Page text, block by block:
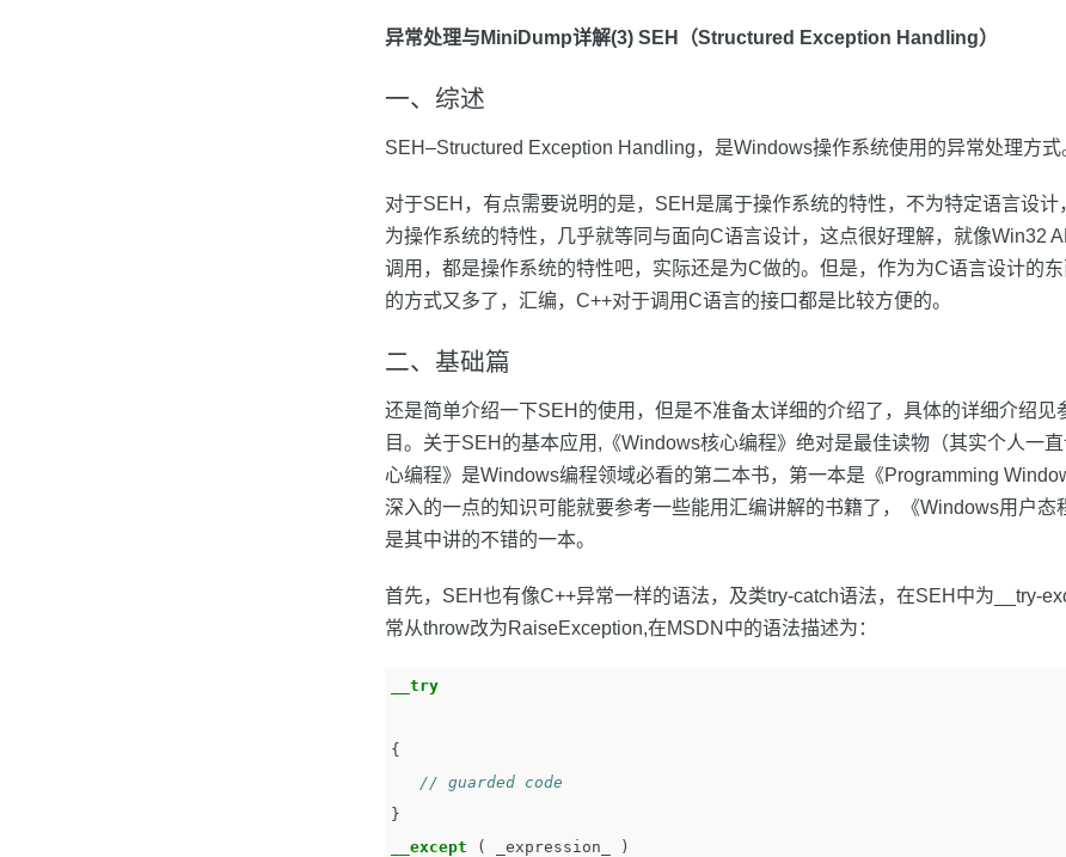
异常处理与MiniDump详解(3) SEH（Structured Exception Handling）
一、综述
SEH–Structured Exception Handling，是Windows操作系统使用的异常处理方式
对于SEH，有点需要说明的是，SEH是属于操作系统的特性，不为特定语言设计
为操作系统的特性，几乎就等同与面向C语言设计，这点很好理解，就像Win32
调用，都是操作系统的特性吧，实际还是为C做的。但是，作为为C语言设计的
的方式又多了，汇编，C++对于调用C语言的接口都是比较方便的。
二、基础篇
还是简单介绍一下SEH的使用，但是不准备太详细的介绍了，具体的详细介绍见
目。关于SEH的基本应用,《Windows核心编程》绝对是最佳读物（其实个人一
心编程》是Windows编程领域必看的第二本书，第一本是《Programming
深入的一点的知识可能就要参考一些能用汇编讲解的书籍了，《Windows用户态
是其中讲的不错的一本。
首先，SEH也有像C++异常一样的语法，及类try-catch语法，在SEH中为__try-
常从throw改为RaiseException,在MSDN中的语法描述为：
__try
{
// guarded code
}
__except
( _expression_
)